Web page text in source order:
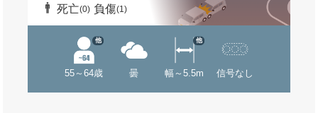
死亡(0) 負傷(1)
55～64歳
他
曇 幅～5.5m
他
信号なし